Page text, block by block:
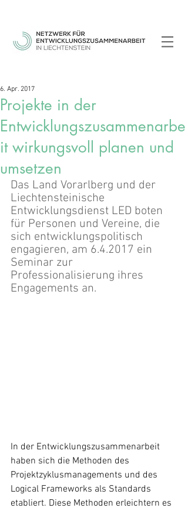
Projekte in der
Entwicklungszusammenarbe
it wirkungsvoll planen und
umsetzen
6. Apr. 2017
Das Land Vorarlberg und der
Liechtensteinische
Entwicklungsdienst LED boten
für Personen und Vereine, die
sich entwicklungspolitisch
engagieren, am 6.4.2017 ein
Seminar zur
Professionalisierung ihres
Engagements an.
In der Entwicklungszusammenarbeit
haben sich die Methoden des
Projektzyklusmanagements und des
Logical Frameworks als Standards
etabliert. Diese Methoden erleichtern es